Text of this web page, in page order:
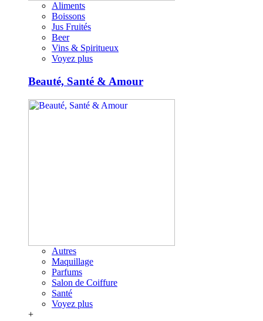
Aliments
Boissons
Jus Fruités
Beer
Vins & Spiritueux
Voyez plus
Beauté, Santé & Amour
Autres
Maquillage
Parfums
Salon de Coiffure
Santé
Voyez plus
+